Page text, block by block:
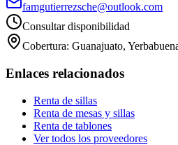
famgutierrezsche@outlook.com
Consultar disponibilidad
Cobertura: Guanajuato,
Enlaces relacionados
Renta de sillas
Renta de mesas y sillas
Renta de tablones
Ver todos los proveedores